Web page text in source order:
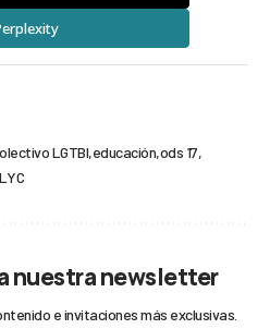
LGTBI educación ods 17
nuestra newsletter
e invitaciones más exclusivas.